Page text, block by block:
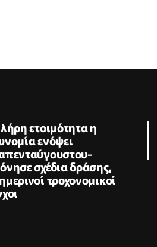
ετοιμότητα η
ενόψει
σχέδια δράσης,
τροχονομικοί